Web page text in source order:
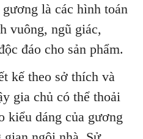
là các hình toán
vuông, ngũ giác,
đáo cho sản phẩm.
kế theo sở thích và
gia chủ có thể thoải
kiểu dáng của gương